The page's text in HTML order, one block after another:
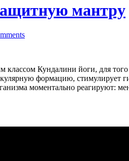
мантру
Кундалини йоги, для
формацию, стимулирует
моментально реагируют: